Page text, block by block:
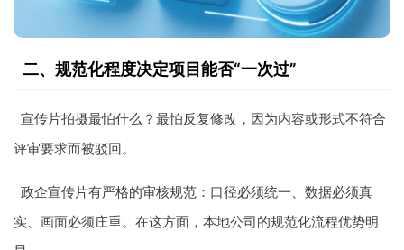
二、规范化程度决定项目能否“一次过”
宣传片拍摄最怕什么？最怕反复修改，因为内容或形式不符合
评审要求而被驳回。
政企宣传片有严格的审核规范：口径必须统一、数据必须真
实、画面必须庄重。在这方面，本地公司的规范化流程优势明